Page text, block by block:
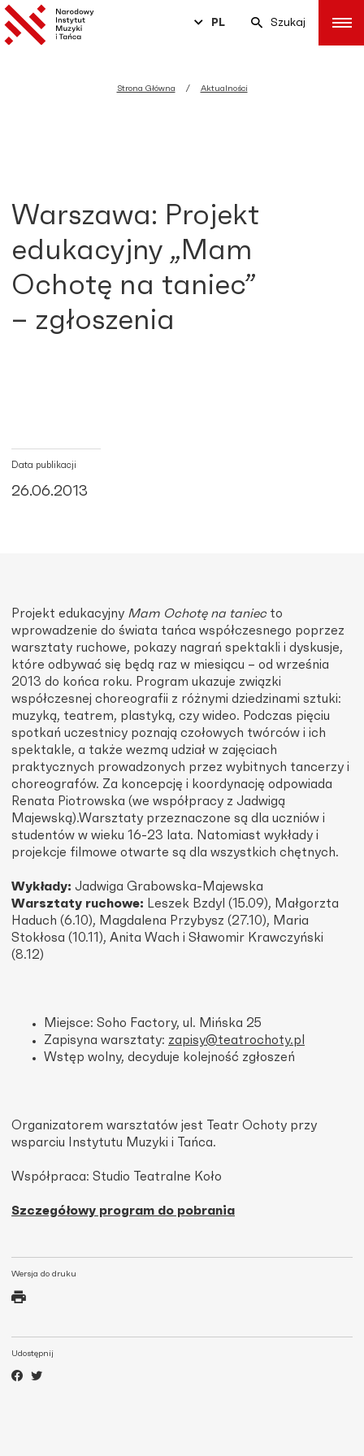
PL Szukaj
Strona Główna Aktualności
Warszawa: Projekt
edukacyjny „Mam
Ochotę na taniec”
– zgłoszenia
Data publikacji
26.06.2013
Wersja do druku
Udostępnij
Projekt edukacyjny Mam Ochotę na taniecto
wprowadzenie do świata tańca współczesnego poprzez
warsztaty ruchowe, pokazy nagrań spektakli i dyskusje,
które odbywać się będą raz w miesiącu – od września
2013 do końca roku. Program ukazuje związki
współczesnej choreografii z różnymi dziedzinami sztuki:
muzyką, teatrem, plastyką, czy wideo. Podczas pięciu
spotkań uczestnicy poznają czołowych twórców i ich
spektakle, a także wezmą udział w zajęciach
praktycznych prowadzonych przez wybitnych tancerzy i
choreografów. Za koncepcję i koordynację odpowiada
Renata Piotrowska (we współpracy z Jadwigą
Majewską).Warsztaty przeznaczone są dla uczniów i
studentów w wieku 16-23 lata. Natomiast wykłady i
projekcje filmowe otwarte są dla wszystkich chętnych.
Wykłady: Jadwiga Grabowska-Majewska
Warsztaty ruchowe: Leszek Bzdyl (15.09), Małgorzta
Haduch (6.10), Magdalena Przybysz (27.10), Maria
Stokłosa (10.11), Anita Wach i Sławomir Krawczyński
(8.12)
Miejsce: Soho Factory, ul. Mińska 25
Zapisyna warsztaty: zapisy@teatrochoty.pl
Wstęp wolny, decyduje kolejność zgłoszeń
Organizatorem warsztatów jest Teatr Ochoty przy
wsparciu Instytutu Muzyki i Tańca.
Współpraca: Studio Teatralne Koło
Szczegółowy program do pobrania